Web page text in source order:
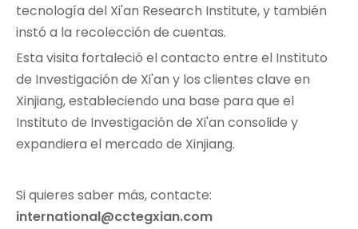
tecnología del Xi'an Research Institute, y también
instó a la recolección de cuentas.
Esta visita fortaleció el contacto entre el Instituto
de Investigación de Xi'an y los clientes clave en
Xinjiang, estableciendo una base para que el
Instituto de Investigación de Xi'an consolide y
expandiera el mercado de Xinjiang.
Si quieres saber más, contacte:
international@cctegxian.com